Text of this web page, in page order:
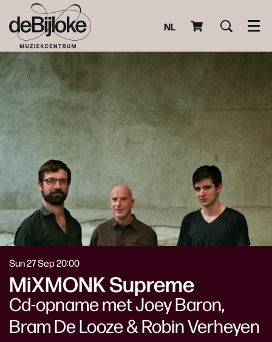
NL
MiXMONK Supreme
Cd-opname met Joey Baron,
Bram De Looze & Robin Verheyen
Sun 27 Sep20:00